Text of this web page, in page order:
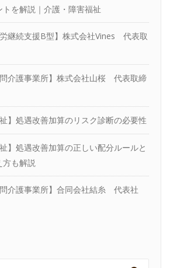
を解説｜介護・障害福祉
継続支援B型】株式会社Vines 代表取
介護事業所】株式会社山桜 代表取締
】処遇改善加算のリスク診断の必要性
】処遇改善加算の正しい配分ルールと
方も解説
介護事業所】合同会社結糸 代表社